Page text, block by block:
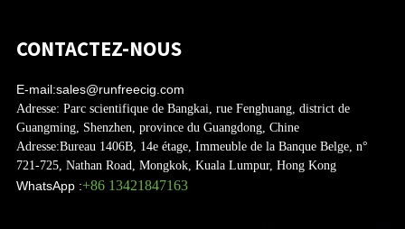
CONTACTEZ-NOUS
E-mail:sales@runfreecig.com
Adresse: Parc scientifique de Bangkai, rue Fenghuang, district de
Guangming, Shenzhen, province du Guangdong, Chine
Adresse:Bureau 1406B, 14e étage, Immeuble de la Banque Belge, n°
721-725, Nathan Road, Mongkok, Kuala Lumpur, Hong Kong
WhatsApp :+86 13421847163